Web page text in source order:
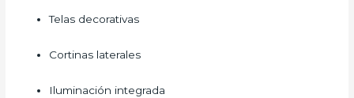
Telas decorativas
Cortinas laterales
Iluminación integrada